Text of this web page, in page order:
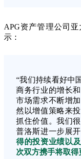
APG资产管理公司亚
示：
“我们持续看好中
商务行业的增长
市场需求不断增
然以增值策略来
抓住价值。我们
普洛斯进一步展开
得的投资业绩以
次双方携手将取得